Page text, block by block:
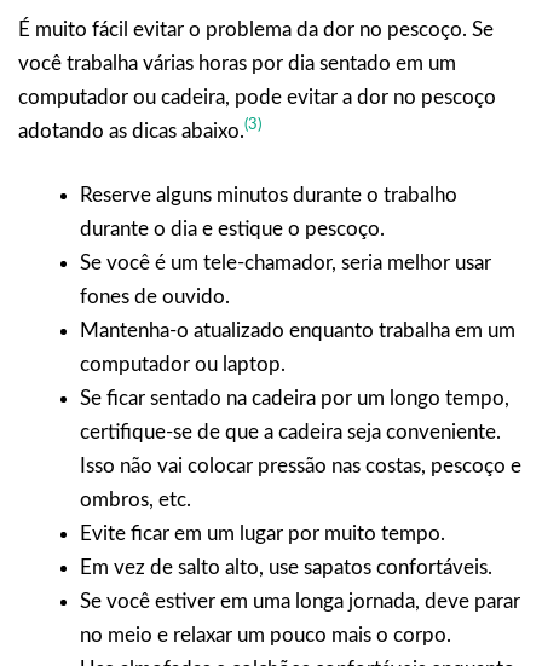
É muito fácil evitar o problema da dor no pescoço. Se
você trabalha várias horas por dia sentado em um
computador ou cadeira, pode evitar a dor no pescoço
adotando as dicas abaixo.(3)
Reserve alguns minutos durante o trabalho
durante o dia e estique o pescoço.
Se você é um tele-chamador, seria melhor usar
fones de ouvido.
Mantenha-o atualizado enquanto trabalha em um
computador ou laptop.
Se ficar sentado na cadeira por um longo tempo,
certifique-se de que a cadeira seja conveniente.
Isso não vai colocar pressão nas costas, pescoço e
ombros, etc.
Evite ficar em um lugar por muito tempo.
Em vez de salto alto, use sapatos confortáveis.
Se você estiver em uma longa jornada, deve parar
no meio e relaxar um pouco mais o corpo.